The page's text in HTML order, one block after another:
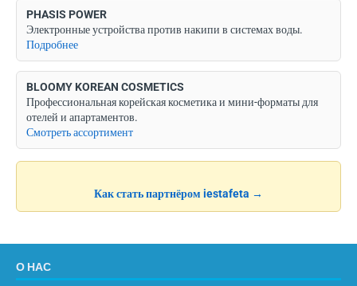
PHASIS POWER
Электронные устройства против накипи в системах воды.
Подробнее
BLOOMY KOREAN COSMETICS
Профессиональная корейская косметика и мини-форматы для
отелей и апартаментов.
Смотреть ассортимент
Как стать партнёром iestafeta →
О НАС